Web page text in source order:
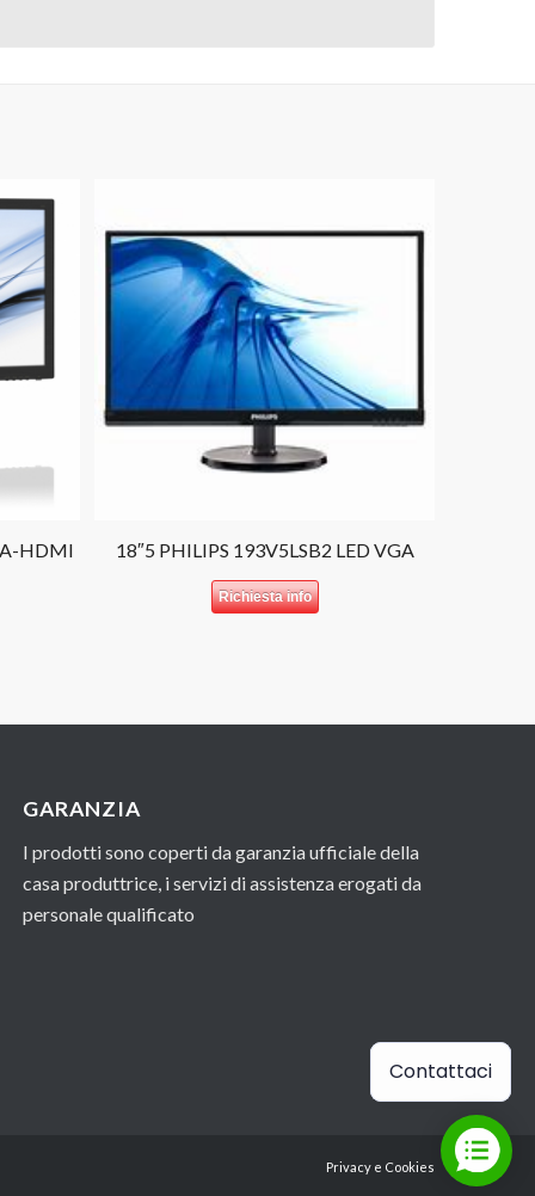
HDMI 18″5 PHILIPS 193V5LSB2 LED VGA
Richiesta info
GARANZIA
I prodotti sono coperti da garanzia ufficiale della
casa produttrice, i servizi di assistenza erogati da
personale qualificato
Privacy e Cookies
Contattaci